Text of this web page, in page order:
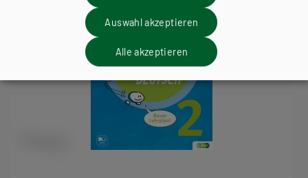
Auswahl akzeptieren
Alle akzeptieren